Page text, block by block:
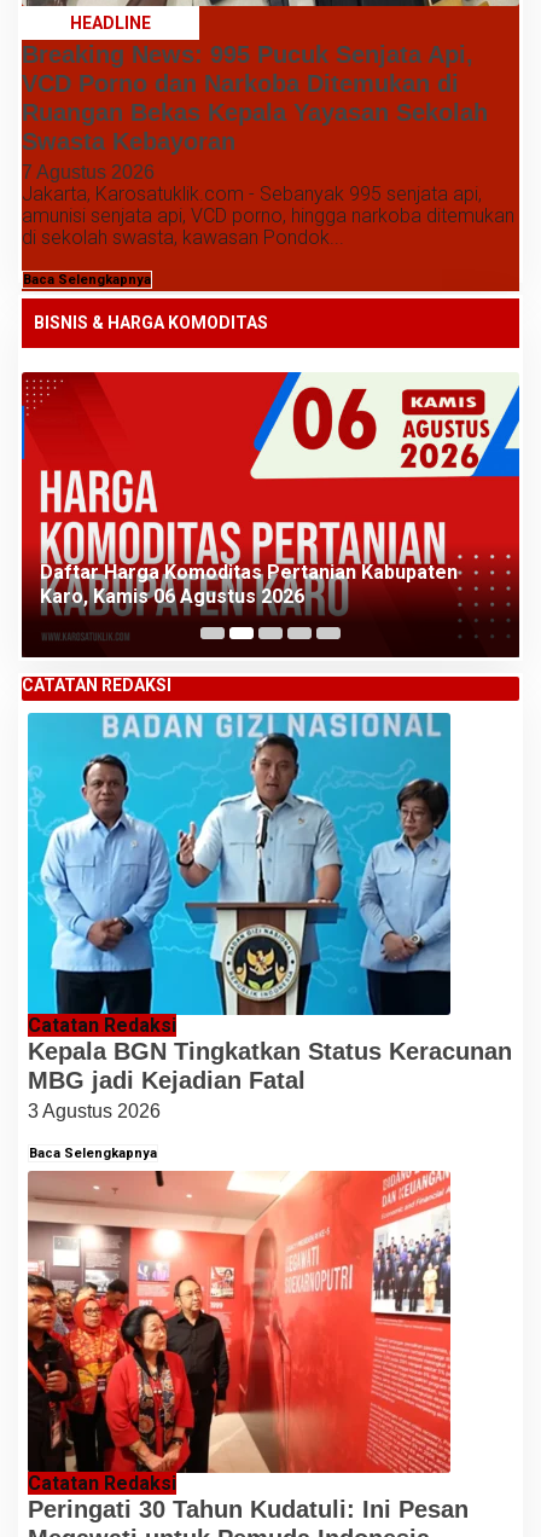
HEADLINE
Breaking News: 995 Pucuk Senjata Api,
VCD Porno dan Narkoba Ditemukan di
Ruangan Bekas Kepala Yayasan Sekolah
Swasta Kebayoran
7 Agustus 2026
Jakarta, Karosatuklik.com - Sebanyak 995 senjata api,
amunisi senjata api, VCD porno, hingga narkoba ditemukan
di sekolah swasta, kawasan Pondok...
Baca Selengkapnya
BISNIS & HARGA KOMODITAS
Daftar Harga Komoditas Pertanian Kabupaten
Karo, Kamis 06 Agustus 2026
CATATAN REDAKSI
Catatan Redaksi
Kepala BGN Tingkatkan Status Keracunan
MBG jadi Kejadian Fatal
3 Agustus 2026
Baca Selengkapnya
Catatan Redaksi
Peringati 30 Tahun Kudatuli: Ini Pesan